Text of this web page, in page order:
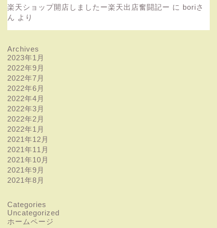
楽天ショップ開店しましたー楽天出店奮闘記ー に boriさ
ん より
Archives
2023年1月
2022年9月
2022年7月
2022年6月
2022年4月
2022年3月
2022年2月
2022年1月
2021年12月
2021年11月
2021年10月
2021年9月
2021年8月
Categories
Uncategorized
ホームページ